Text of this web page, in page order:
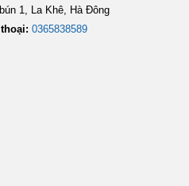
1, La Khê, Hà Đông
0365838589